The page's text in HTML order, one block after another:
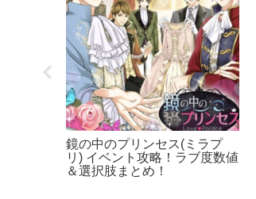
誓いのキスは突然に イベント
攻略！ラブ度数値＆選択肢ま
とめ！